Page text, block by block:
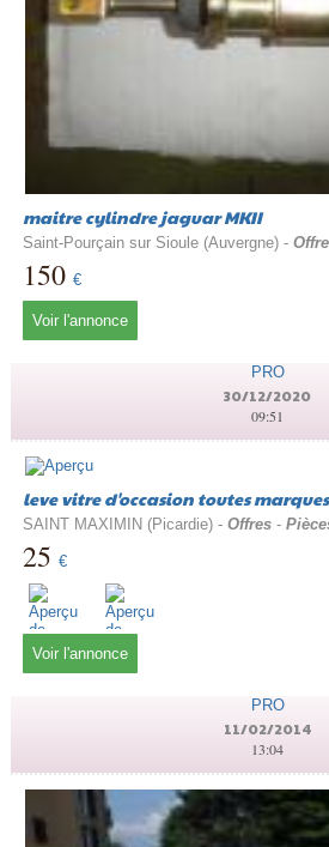
maitre cylindre jaguar MKII
Saint-Pourçain sur Sioule (Auvergne) -
150 €
Voir l'annonce
PRO
30/12/2020
09:51
leve vitre d'occasion toutes marques
SAINT MAXIMIN (Picardie) - Offres-
25 €
Voir l'annonce
PRO
11/02/2014
13:04